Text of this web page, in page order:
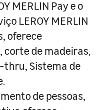
MERLIN Pay e o
LEROY MERLIN
oferece
de madeiras,
thru, Sistema de
de pessoas,